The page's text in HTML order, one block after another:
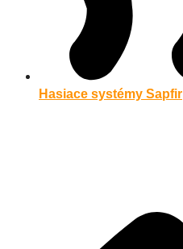
Hasiace systémy Sapfir